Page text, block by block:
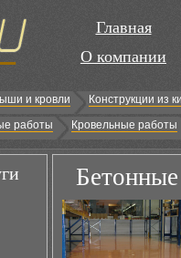
Главная
О компании
и кровли
Конструкции из
работы Кровельные работы